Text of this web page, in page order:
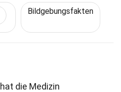
Bildgebungsfakten
hat die Medizin